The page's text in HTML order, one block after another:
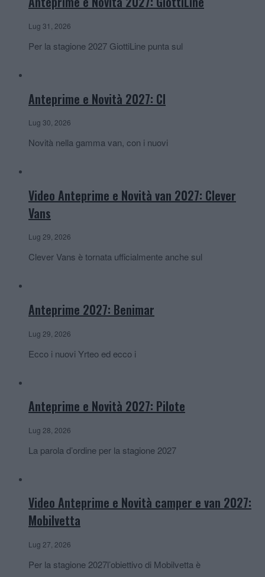
Lug 31, 2026
Per la stagione 2027 GiottiLine punta sul
Anteprime e Novità 2027: CI
Lug 30, 2026
Novità nella gamma van, con i nuovi
Video Anteprime e Novità van 2027: Clever
Vans
Lug 29, 2026
Clever Vans è tornata ufficialmente anche sul
Anteprime 2027: Benimar
Lug 29, 2026
Ecco i nuovi Yrteo ed ecco i
Anteprime e Novità 2027: Pilote
Lug 28, 2026
La parola d’ordine per la stagione 2027
Video Anteprime e Novità camper e van 2027:
Mobilvetta
Lug 27, 2026
Per la stagione 2027l’obiettivo di Mobilvetta è